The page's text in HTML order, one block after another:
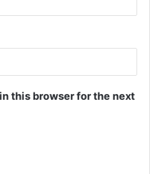
this browser for the next